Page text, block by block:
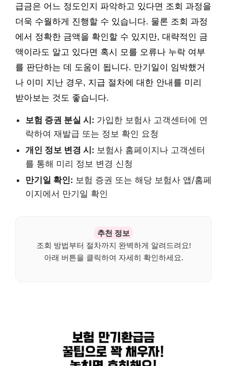
급금은 어느 정도인지 파악하고 있다면 조회 과정을
더욱 수월하게 진행할 수 있습니다. 물론 조회 과정
에서 정확한 금액을 확인할 수 있지만, 대략적인 금
액이라도 알고 있다면 혹시 모를 오류나 누락 여부
를 판단하는 데 도움이 됩니다. 만기일이 임박했거
나 이미 지난 경우, 지급 절차에 대한 안내를 미리
받아보는 것도 좋습니다.
보험 증권 분실 시: 가입한 보험사 고객센터에 연
락하여 재발급 또는 정보 확인 요청
개인 정보 변경 시: 보험사 홈페이지나 고객센터
를 통해 미리 정보 변경 신청
만기일 확인: 보험 증권 또는 해당 보험사 앱/홈페
이지에서 만기일 확인
추천 정보
조회 방법부터 절차까지 완벽하게 알려드려요!
아래 버튼을 클릭하여 자세히 확인하세요.